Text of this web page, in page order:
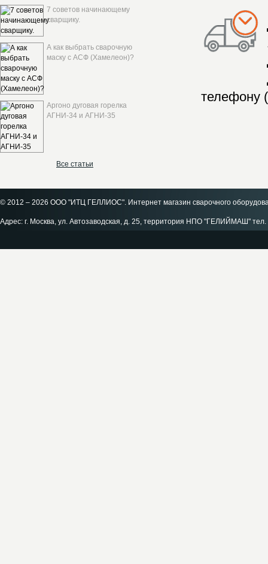
7 советов начинающему
сварщику.
А как выбрать сварочную
маску с АСФ (Хамелеон)?
Аргоно дуговая горелка
АГНИ-34 и АГНИ-35
Все статьи
телефону
© 2012 – 2026 ООО "ИТЦ ГЕЛЛИОС". Интернет магазин сварочного
Адрес: г. Москва, ул. Автозаводская, д. 25, территория НПО "ГЕЛИЙМАШ"